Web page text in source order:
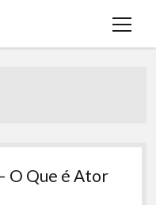
open
O Que é Ator